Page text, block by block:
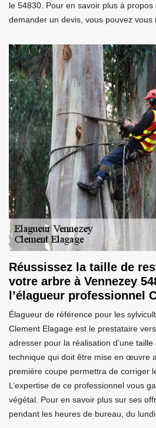
le 54830. Pour en savoir plus à
demander un devis, vous pouvez vous
Réussissez la taille de
votre arbre à Vennezey
l’élagueur professionnel
Élagueur de référence pour les
Clement Elagage est le prestataire
adresser pour la réalisation d’une
technique qui doit être mise en œuvre
première coupe permettra de corriger
L’expertise de ce professionnel vous
végétal. Pour en savoir plus sur ses
pendant les heures de bureau, du